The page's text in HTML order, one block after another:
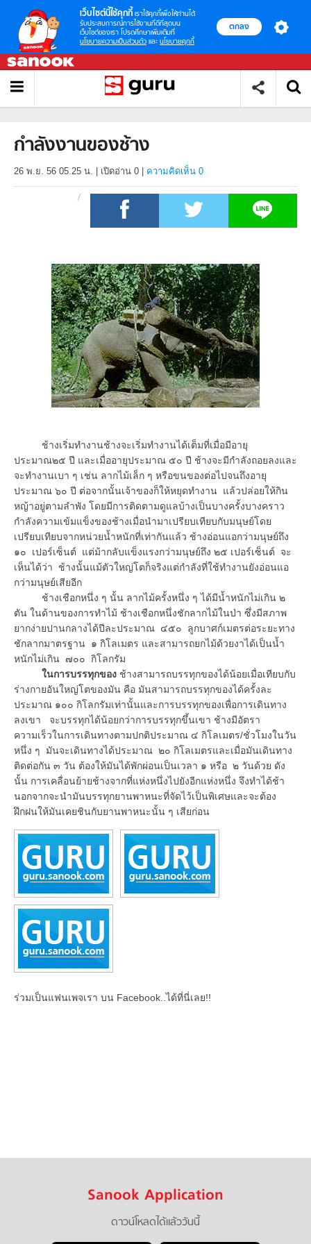
เว็บไซต์นี้ใช้คุกกี้ เราใช้คุกกี้เพื่อให้ท่านได้
รับประสบการณ์การใช้งานที่ดีที่สุดบน
เว็บไซต์ของเรา โปรดศึกษาเพิ่มเติมที่
นโยบายความเป็นส่วนตัว และ นโยบายคุกกี้
ตกลง
กำลังงานของช้าง
26 พ.ย. 56 05.25 น. เปิดอ่าน 0 ความคิดเห็น 0
ช้างเริ่มทำงานช้างจะเริ่มทำงานได้เต็มที่เมื่อมีอายุ
ประมาณ๒๕ ปี และเมื่ออายุประมาณ ๕๐ ปี ช้างจะมีกำลังถอยลงและ
จะทำงานเบา ๆ เช่น ลากไม้เล็ก ๆ หรือขนของต่อไปจนถึงอายุ
ประมาณ ๖๐ ปี ต่อจากนั้นเจ้าของก็ให้หยุดทำงาน แล้วปล่อยให้กิน
หญ้าอยู่ตามลำพัง โดยมีการติดตามดูแลบ้างเป็นบางครั้งบางคราว
กำลังความเข้มแข็งของช้างเมื่อนำมาเปรียบเทียบกับมนุษย์โดย
เปรียบเทียบจากหน่วยน้ำหนักที่เท่ากันแล้ว ช้างอ่อนแอกว่ามนุษย์ถึง
๑๐ เปอร์เซ็นต์ แต่ม้ากลับแข็งแรงกว่ามนุษย์ถึง ๒๕ เปอร์เซ็นต์ จะ
เห็นได้ว่า ช้างนั้นแม้ตัวใหญ่โตก็จริงแต่กำลังที่ใช้ทำงานยังอ่อนแอ
กว่ามนุษย์เสียอีก
ช้างเชือกหนึ่ง ๆ นั้น ลากไม้ครั้งหนึ่ง ๆ ได้มีน้ำหนักไม่เกิน ๒
ตัน ในด้านของการทำไม้ ช้างเชือกหนึ่งชักลากไม้ในป่า ซึ่งมีสภาพ
ยากง่ายปานกลางได้ปีละประมาณ ๔๕๐ ลูกบาศก์เมตรต่อระยะทาง
ชักลากมาตรฐาน ๑ กิโลเมตร และสามารถยกไม้ด้วยงาได้เป็นน้ำ
หนักไม่เกิน ๗๐๐ กิโลกรัม
ในการบรรทุกของ ช้างสามารถบรรทุกของได้น้อยเมื่อเทียบกับ
ร่างกายอันใหญ่โตของมัน คือ มันสามารถบรรทุกของได้ครั้งละ
ประมาณ ๑๐๐ กิโลกรัมเท่านั้นและการบรรทุกของเพื่อการเดินทาง
ลงเขา จะบรรทุกได้น้อยกว่าการบรรทุกขึ้นเขา ช้างมีอัตรา
ความเร็วในการเดินทางตามปกติประมาณ ๔ กิโลเมตร/ชั่วโมงในวัน
หนึ่ง ๆ มันจะเดินทางได้ประมาณ ๒๐ กิโลเมตรและเมื่อมันเดินทาง
ติดต่อกัน ๓ วัน ต้องให้มันได้พักผ่อนเป็นเวลา ๑ หรือ ๒ วันด้วย ดัง
นั้น การเคลื่อนย้ายช้างจากที่แห่งหนึ่งไปยังอีกแห่งหนึ่ง จึงทำได้ช้า
นอกจากจะนำมันบรรทุกยานพาหนะที่จัดไว้เป็นพิเศษและจะต้อง
ฝึกฝนให้มันเคยชินกับยานพาหนะนั้น ๆ เสียก่อน
ร่วมเป็นแฟนเพจเรา บน Facebook..ได้ที่นี่เลย!!
Sanook Application
ดาวน์โหลดได้แล้ววันนี้